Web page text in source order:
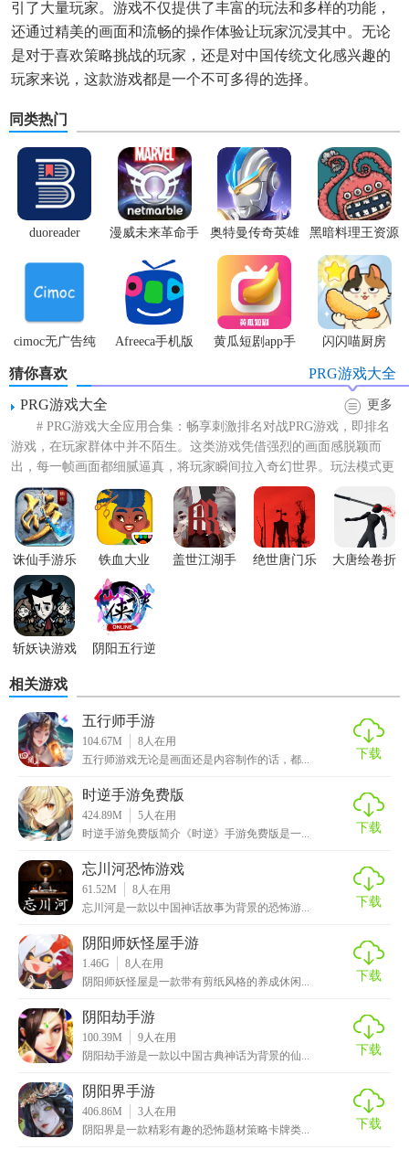
引了大量玩家。游戏不仅提供了丰富的玩法和多样的功能，
还通过精美的画面和流畅的操作体验让玩家沉浸其中。无论
是对于喜欢策略挑战的玩家，还是对中国传统文化感兴趣的
玩家来说，这款游戏都是一个不可多得的选择。
同类热门
duoreader
漫威未来革命手
奥特曼传奇英雄
体验服
黑暗料理王资源
无限
cimoc无广告纯
净版
Afreeca手机版
黄瓜短剧app手
闪闪喵厨房
猜你喜欢
PRG游戏大全
PRG游戏大全
更多
# PRG游戏大全应用合集：畅享刺激排名对战PRG游戏，即排名
游戏，在玩家群体中并不陌生。这类游戏凭借强烈的画面感脱颖而
出，每一帧画面都细腻逼真，将玩家瞬间拉入奇幻世界。玩法模式更
是丰富多样，无论是激...
诛仙手游乐
视版
铁血大业
盖世江湖手
绝世唐门乐
大唐绘卷折
斩妖诀游戏
阴阳五行逆
相关游戏
五行师手游
104.67M 8人在用
五行师游戏无论是画面还是内容制作的话，都...
下载
时逆手游免费版
424.89M 5人在用
时逆手游免费版简介《时逆》手游免费版是一...
下载
忘川河恐怖游戏
61.52M 8人在用
忘川河是一款以中国神话故事为背景的恐怖游...
下载
阴阳师妖怪屋手游
1.46G 8人在用
阴阳师妖怪屋是一款带有剪纸风格的养成休闲...
下载
阴阳劫手游
100.39M 9人在用
阴阳劫手游是一款以中国古典神话为背景的仙...
下载
阴阳界手游
406.86M 3人在用
阴阳界是一款精彩有趣的恐怖题材策略卡牌类...
下载